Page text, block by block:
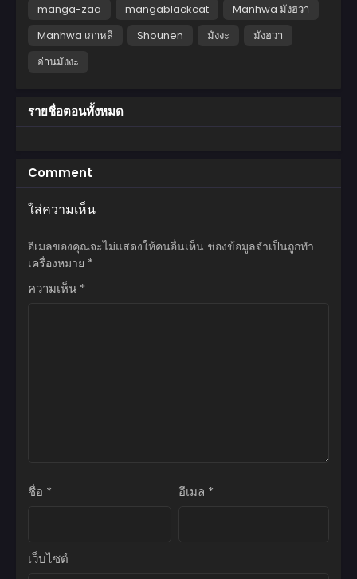
manga-zaa
mangablackcat
Manhwa มังฮวา
Manhwa เกาหลี
Shounen มังงะ
มังฮวา
อ่านมังงะ
รายชื่อตอนทั้งหมด
Comment
ใส่ความเห็น
อีเมลของคุณจะไม่แสดงให้คนอื่นเห็น ช่องข้อมูลจำเป็นถูกทำ
เครื่องหมาย *
ความเห็น *
ชื่อ * อีเมล *
เว็บไซต์